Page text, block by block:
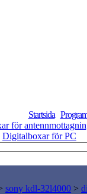
Startsida
för
Digitalboxar för PC
sony kdl-32l4000 >